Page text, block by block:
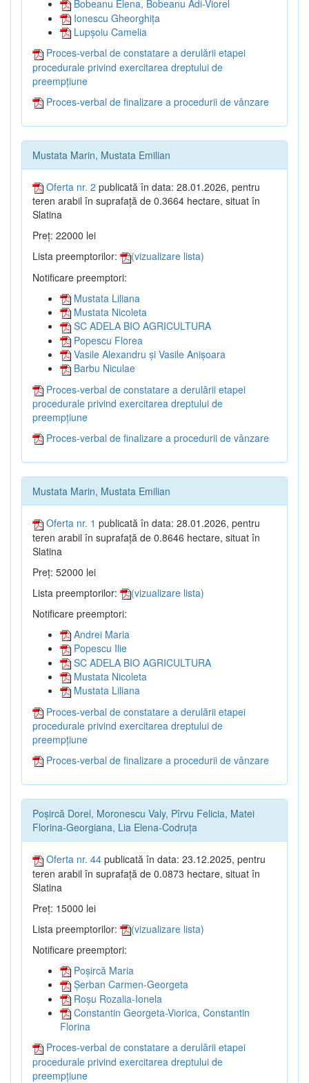
Bobeanu Elena, Bobeanu Adi-Viorel
Ionescu Gheorghița
Lupșoiu Camelia
Proces-verbal de constatare a derulării etapei
procedurale privind exercitarea dreptului de
preempțiune
Proces-verbal de finalizare a procedurii de vânzare
Mustata Marin, Mustata Emilian
Oferta nr. 2 publicată în data: 28.01.2026, pentru
teren arabil în suprafață de 0.3664 hectare, situat în
Slatina
Preț: 22000 lei
Lista preemptorilor:
(vizualizare lista)
Notificare preemptori:
Mustata Liliana
Mustata Nicoleta
SC ADELA BIO AGRICULTURA
Popescu Florea
Vasile Alexandru și Vasile Anișoara
Barbu Niculae
Proces-verbal de constatare a derulării etapei
procedurale privind exercitarea dreptului de
preempțiune
Proces-verbal de finalizare a procedurii de vânzare
Mustata Marin, Mustata Emilian
Oferta nr. 1 publicată în data: 28.01.2026, pentru
teren arabil în suprafață de 0.8646 hectare, situat în
Slatina
Preț: 52000 lei
Lista preemptorilor:
(vizualizare lista)
Notificare preemptori:
Andrei Maria
Popescu Ilie
SC ADELA BIO AGRICULTURA
Mustata Nicoleta
Mustata Liliana
Proces-verbal de constatare a derulării etapei
procedurale privind exercitarea dreptului de
preempțiune
Proces-verbal de finalizare a procedurii de vânzare
Poșircă Dorel, Moronescu Valy, Pîrvu Felicia, Matei
Florina-Georgiana, Lia Elena-Codruța
Oferta nr. 44 publicată în data: 23.12.2025, pentru
teren arabil în suprafață de 0.0873 hectare, situat în
Slatina
Preț: 15000 lei
Lista preemptorilor:
(vizualizare lista)
Notificare preemptori:
Poșircă Maria
Șerban Carmen-Georgeta
Roșu Rozalia-Ionela
Constantin Georgeta-Viorica, Constantin
Florina
Proces-verbal de constatare a derulării etapei
procedurale privind exercitarea dreptului de
preempțiune